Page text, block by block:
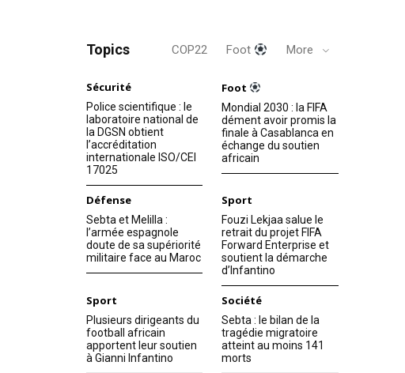
Topics COP22 Foot More
Sécurité
Police scientifique : le
laboratoire national de
la DGSN obtient
l’accréditation
internationale ISO/CEI
17025
Foot
Mondial 2030 : la FIFA
dément avoir promis la
finale à Casablanca en
échange du soutien
africain
Défense
Sebta et Melilla :
l’armée espagnole
doute de sa supériorité
militaire face au Maroc
Sport
Fouzi Lekjaa salue le
retrait du projet FIFA
Forward Enterprise et
soutient la démarche
d’Infantino
Sport
Plusieurs dirigeants du
football africain
apportent leur soutien
à Gianni Infantino
Société
Sebta : le bilan de la
tragédie migratoire
atteint au moins 141
morts